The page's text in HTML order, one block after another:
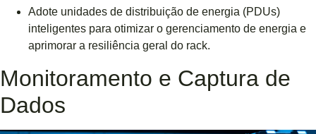
Adote unidades de distribuição de energia (PDUs)
inteligentes para otimizar o gerenciamento de energia e
aprimorar a resiliência geral do rack.
Monitoramento e Captura de
Dados